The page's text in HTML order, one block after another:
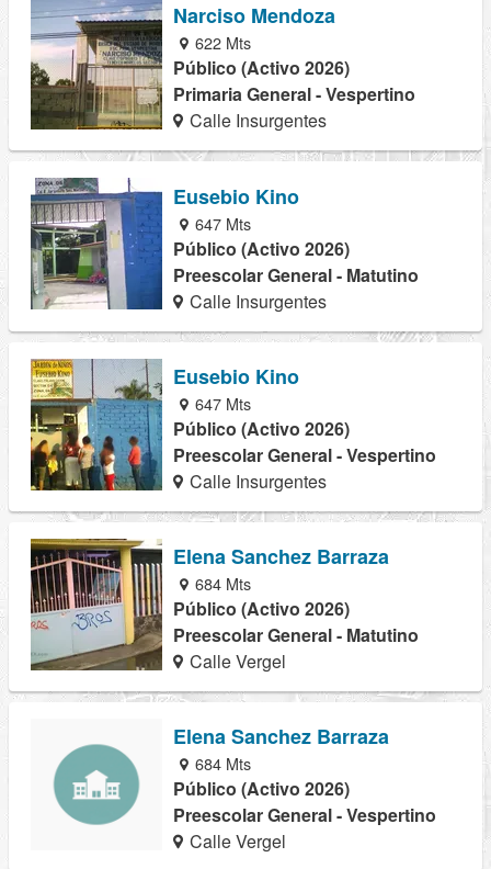
Narciso Mendoza
622 Mts
Público (Activo 2026)
Primaria General - Vespertino
Calle Insurgentes
Eusebio Kino
647 Mts
Público (Activo 2026)
Preescolar General - Matutino
Calle Insurgentes
Eusebio Kino
647 Mts
Público (Activo 2026)
Preescolar General - Vespertino
Calle Insurgentes
Elena Sanchez Barraza
684 Mts
Público (Activo 2026)
Preescolar General - Matutino
Calle Vergel
Elena Sanchez Barraza
684 Mts
Público (Activo 2026)
Preescolar General - Vespertino
Calle Vergel